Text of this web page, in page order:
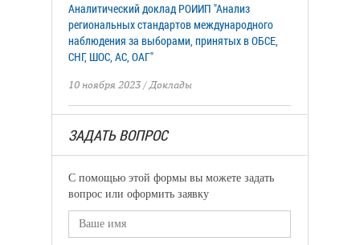
Аналитический доклад РОИИП "Анализ
региональных стандартов международного
наблюдения за выборами, принятых в ОБСЕ,
СНГ, ШОС, АС, ОАГ"
10 ноября 2023 /Доклады
ЗАДАТЬ ВОПРОС
С помощью этой формы вы можете задать
вопрос или оформить заявку